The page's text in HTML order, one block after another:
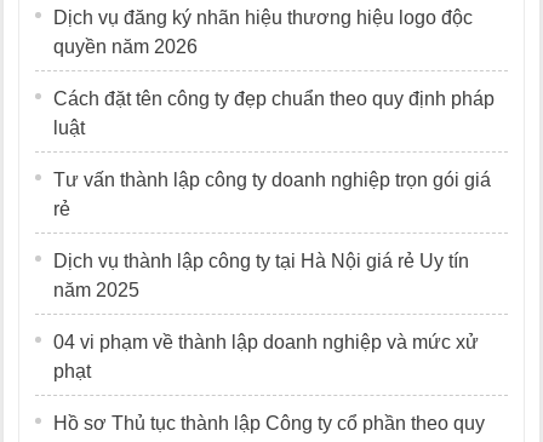
Dịch vụ đăng ký nhãn hiệu thương hiệu logo độc
quyền năm 2026
Cách đặt tên công ty đẹp chuẩn theo quy định pháp
luật
Tư vấn thành lập công ty doanh nghiệp trọn gói giá
rẻ
Dịch vụ thành lập công ty tại Hà Nội giá rẻ Uy tín
năm 2025
04 vi phạm về thành lập doanh nghiệp và mức xử
phạt
Hồ sơ Thủ tục thành lập Công ty cổ phần theo quy